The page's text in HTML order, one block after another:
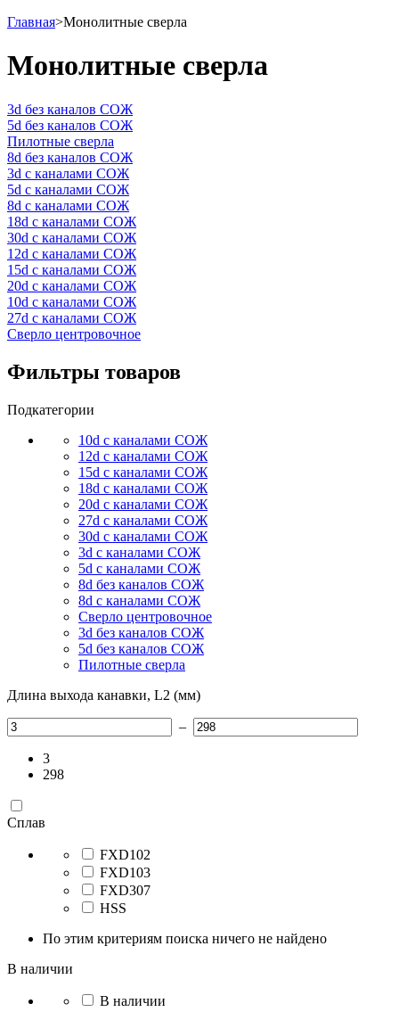
Главная>Монолитные сверла
Монолитные сверла
3d без каналов СОЖ
5d без каналов СОЖ
Пилотные сверла
8d без каналов СОЖ
3d с каналами СОЖ
5d с каналами СОЖ
8d с каналами СОЖ
18d с каналами СОЖ
30d с каналами СОЖ
12d с каналами СОЖ
15d с каналами СОЖ
20d с каналами СОЖ
10d с каналами СОЖ
27d с каналами СОЖ
Сверло центровочное
Фильтры товаров
Подкатегории
10d с каналами СОЖ
12d с каналами СОЖ
15d с каналами СОЖ
18d с каналами СОЖ
20d с каналами СОЖ
27d с каналами СОЖ
30d с каналами СОЖ
3d с каналами СОЖ
5d с каналами СОЖ
8d без каналов СОЖ
8d с каналами СОЖ
Сверло центровочное
3d без каналов СОЖ
5d без каналов СОЖ
Пилотные сверла
Длина выхода канавки, L2 (мм)
–
3
298
Сплав
FXD102
FXD103
FXD307
HSS
По этим критериям поиска ничего не найдено
В наличии
В наличии